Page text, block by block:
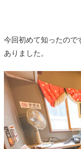
今回初めて知ったので
ありました。